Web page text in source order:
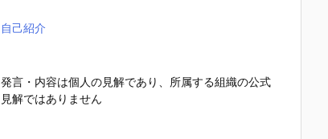
自己紹介
発言・内容は個人の見解であり、所属する組織の公式
見解ではありません